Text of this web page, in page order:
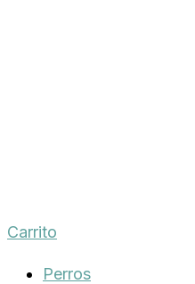
Carrito
Perros